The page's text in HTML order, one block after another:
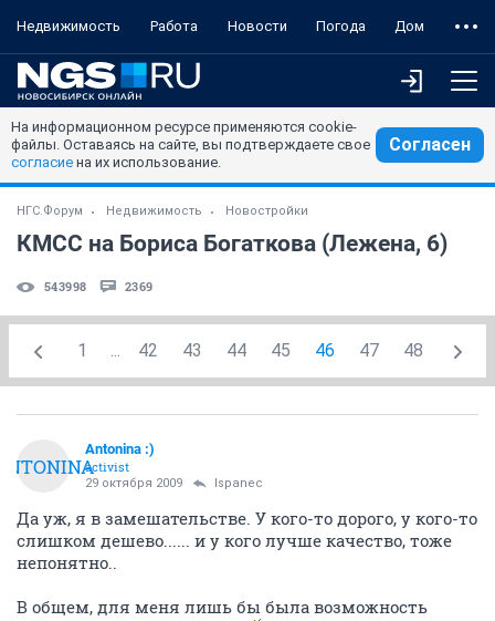
Недвижимость Работа Новости Погода Дом
На информационном ресурсе применяются cookie-
файлы. Оставаясь на сайте, вы подтверждаете свое
согласие на их использование.
Согласен
НГС.Форум Недвижимость Новостройки
КМСС на Бориса Богаткова (Лежена, 6)
543998 2369
1 ... 42 43 44 45 46 47 48
Antonina :)
activist
29 октября 2009 Ispanec
Да уж, я в замешательстве. У кого-то дорого, у кого-то
слишком дешево...... и у кого лучше качество, тоже
непонятно..
В общем, для меня лишь бы была возможность